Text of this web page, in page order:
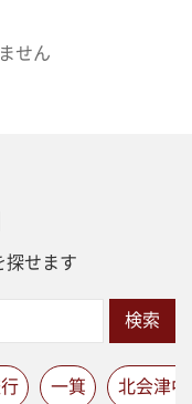
せん
探せます
検索
一箕 北会津中